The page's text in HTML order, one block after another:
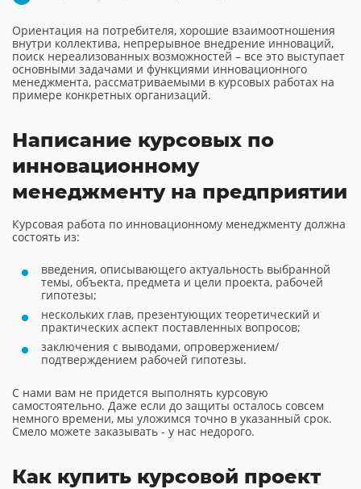
Ориентация на потребителя, хорошие взаимоотношения
внутри коллектива, непрерывное внедрение инноваций,
поиск нереализованных возможностей – все это выступает
основными задачами и функциями инновационного
менеджмента, рассматриваемыми в курсовых работах на
примере конкретных организаций.
Написание курсовых по
инновационному
менеджменту на предприятии
Курсовая работа по инновационному менеджменту должна
состоять из:
введения, описывающего актуальность выбранной
темы, объекта, предмета и цели проекта, рабочей
гипотезы;
нескольких глав, презентующих теоретический и
практических аспект поставленных вопросов;
заключения с выводами, опровержением/
подтверждением рабочей гипотезы.
С нами вам не придется выполнять курсовую
самостоятельно. Даже если до защиты осталось совсем
немного времени, мы уложимся точно в указанный срок.
Смело можете заказывать - у нас недорого.
Как купить курсовой проект